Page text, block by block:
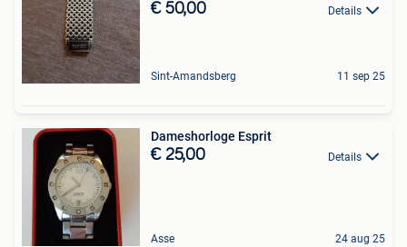
€ 50,00 Details
Sint-Amandsberg 11 sep 25
Dameshorloge Esprit
€ 25,00 Details
Asse 24 aug 25